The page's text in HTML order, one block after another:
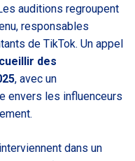
auditions regroupent
responsables
de TikTok. Un appel
des
, avec un
envers les influenceurs
dans un